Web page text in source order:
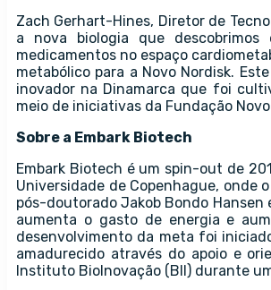
Zach Gerhart-Hines, Diretor de
a nova biologia que
medicamentos no espaço
metabólico para a Novo Nordisk.
inovador na Dinamarca que foi
meio de iniciativas da Fundação
Sobre a Embark Biotech
Embark Biotech é um spin-out de
Universidade de Copenhague, onde
pós-doutorado Jakob Bondo Hansen
aumenta o gasto de energia e
desenvolvimento da meta foi
amadurecido através do apoio e
Instituto BioInovação (BII) durante